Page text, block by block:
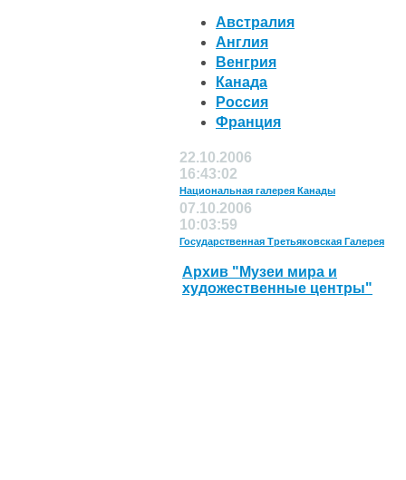
Австралия
Англия
Венгрия
Канада
Россия
Франция
22.10.2006
16:43:02
Национальная галерея Канады
07.10.2006
10:03:59
Государственная Третьяковская Галерея
Архив "Музеи мира и
художественные центры"